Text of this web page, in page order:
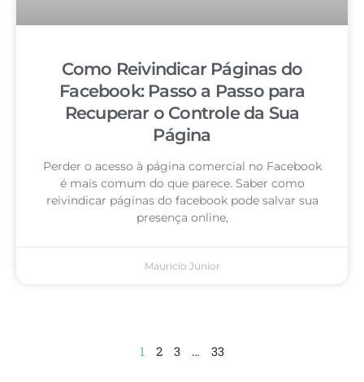
Como Reivindicar Páginas do
Facebook: Passo a Passo para
Recuperar o Controle da Sua
Página
Perder o acesso à página comercial no Facebook
é mais comum do que parece. Saber como
reivindicar páginas do facebook pode salvar sua
presença online,
Mauricio Junior
1 2 3 … 33